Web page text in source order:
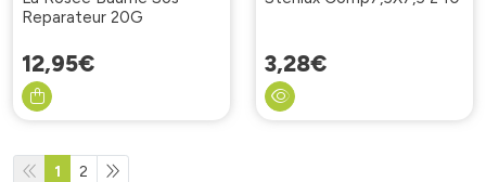
Reparateur 20G
12,95€ 3,28€
1 2